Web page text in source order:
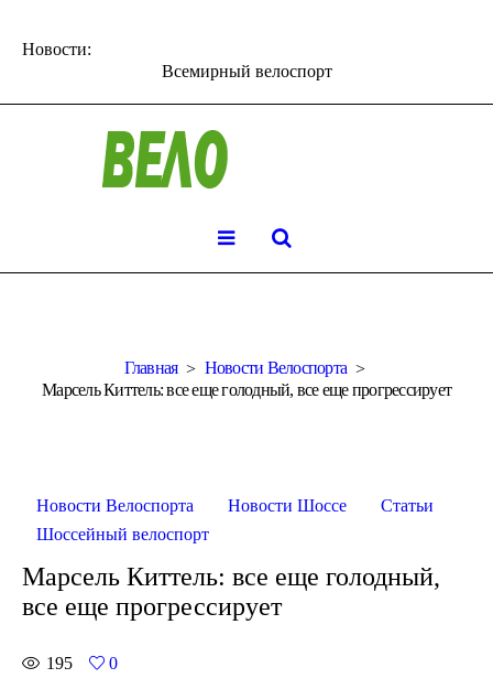
Новости:
Всемирный велоспорт
Главная
Новости Велоспорта
Марсель Киттель: все еще голодный, все еще прогрессирует
Новости Велоспорта Новости Шоссе
Статьи
Шоссейный велоспорт
Марсель Киттель: все еще голодный,
все еще прогрессирует
195 0